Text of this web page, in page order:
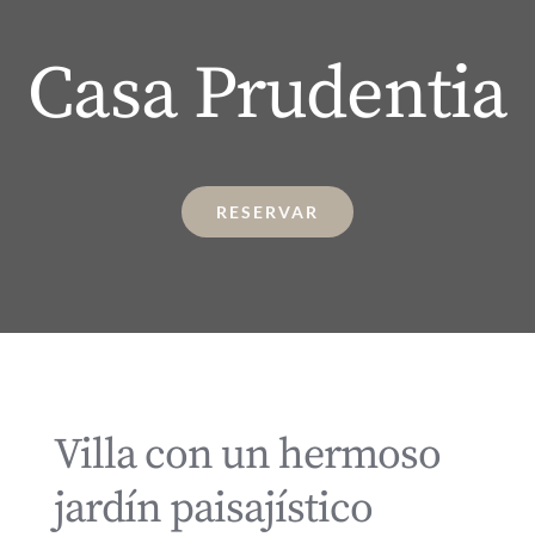
Casa Prudentia
RESERVAR
Villa con un hermoso
jardín paisajístico